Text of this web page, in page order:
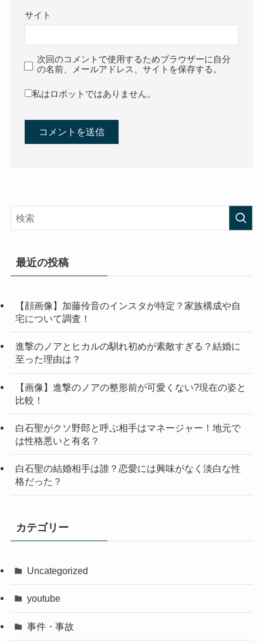
サイト
次回のコメントで使用するためブラウザーに自分
の名前、メールアドレス、サイトを保存する。
私はロボットではありません。
最近の投稿
【顔画像】加藤伶音のインスタが特定？家族構成や自
宅について調査！
進撃のノアとヒカルの馴れ初めが素敵すぎる？結婚に
至った理由は？
【画像】進撃のノアの整形前が可愛くない?現在の姿と
比較！
白石聖がクソ野郎と呼ぶ相手はマネージャー！地元で
は性格悪いと有名？
白石聖の結婚相手は誰？恋愛には興味がなく淡白な性
格だった？
カテゴリー
Uncategorized
youtube
事件・事故